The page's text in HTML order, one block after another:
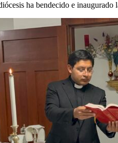
ha bendecido e